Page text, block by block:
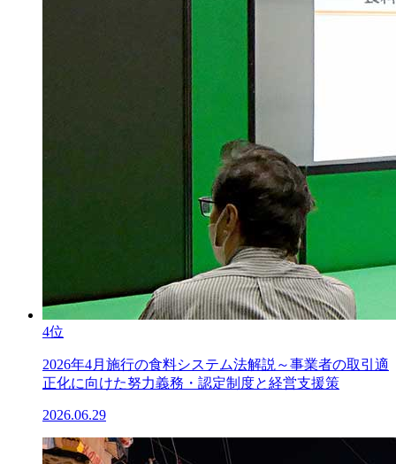
4位
2026年4月施行の食料システム法解説～事業者の取引適
正化に向けた努力義務・認定制度と経営支援策
2026.06.29